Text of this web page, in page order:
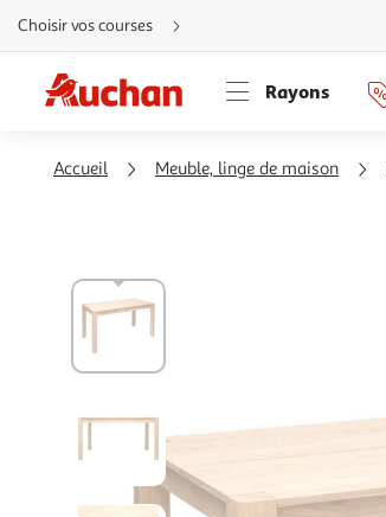
Aller
directement
au
Aller
directement
à
Aller
directement
Choisir vos courses
Rayons
Accueil Meuble, linge de maison